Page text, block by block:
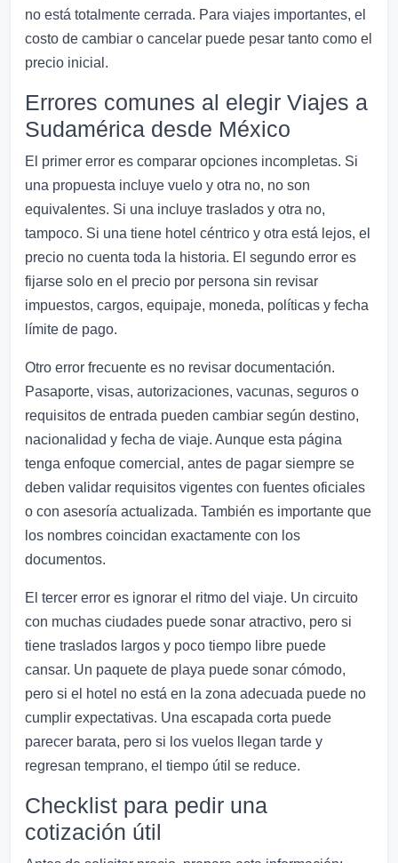
no está totalmente cerrada. Para viajes importantes, el
costo de cambiar o cancelar puede pesar tanto como el
precio inicial.
Errores comunes al elegir Viajes a
Sudamérica desde México
El primer error es comparar opciones incompletas. Si
una propuesta incluye vuelo y otra no, no son
equivalentes. Si una incluye traslados y otra no,
tampoco. Si una tiene hotel céntrico y otra está lejos, el
precio no cuenta toda la historia. El segundo error es
fijarse solo en el precio por persona sin revisar
impuestos, cargos, equipaje, moneda, políticas y fecha
límite de pago.
Otro error frecuente es no revisar documentación.
Pasaporte, visas, autorizaciones, vacunas, seguros o
requisitos de entrada pueden cambiar según destino,
nacionalidad y fecha de viaje. Aunque esta página
tenga enfoque comercial, antes de pagar siempre se
deben validar requisitos vigentes con fuentes oficiales
o con asesoría actualizada. También es importante que
los nombres coincidan exactamente con los
documentos.
El tercer error es ignorar el ritmo del viaje. Un circuito
con muchas ciudades puede sonar atractivo, pero si
tiene traslados largos y poco tiempo libre puede
cansar. Un paquete de playa puede sonar cómodo,
pero si el hotel no está en la zona adecuada puede no
cumplir expectativas. Una escapada corta puede
parecer barata, pero si los vuelos llegan tarde y
regresan temprano, el tiempo útil se reduce.
Checklist para pedir una
cotización útil